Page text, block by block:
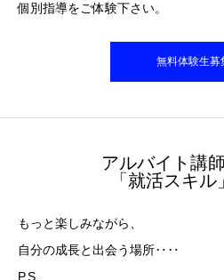
個別指導をご体験下さい。
無料体験生募
アルバイト講
「就活スキル
もっと楽しみながら、
自分の成長と出会う場所‥‥
P.S.